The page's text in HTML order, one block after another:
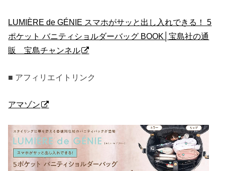
LUMIÈRE de GÉNIE スマホがサッと出し入れできる！ 5
ポケット バニティショルダーバッグ BOOK│宝島社の通
販 宝島チャンネル
■ アフィリエイトリンク
アマゾン